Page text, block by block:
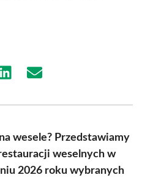
Share Share
wesele? Przedstawiamy
weselnych w
2026 roku wybranych